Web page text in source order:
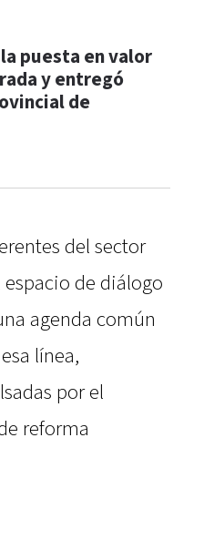
puesta en valor
y entregó
de
del sector
de diálogo
agenda común
línea,
por el
reforma